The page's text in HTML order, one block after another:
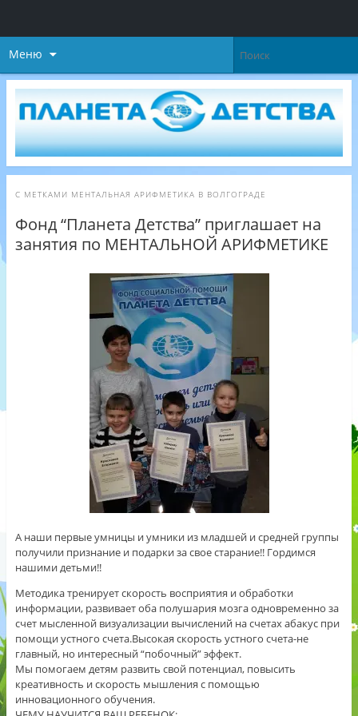
Меню
С МЕТКАМИ МЕНТАЛЬНАЯ АРИФМЕТИКА В ВОЛГОГРАДЕ
Фонд “Планета Детства” приглашает на
занятия по МЕНТАЛЬНОЙ АРИФМЕТИКЕ
А наши первые умницы и умники из младшей и средней группы
получили признание и подарки за свое старание!! Гордимся
нашими детьми!!
Методика тренирует скорость восприятия и обработки
информации, развивает оба полушария мозга одновременно за
счет мысленной визуализации вычислений на счетах абакус при
помощи устного счета.Высокая скорость устного счета-не
главный, но интересный “побочный” эффект.
Мы помогаем детям развить свой потенциал, повысить
креативность и скорость мышления с помощью
инновационного обучения.